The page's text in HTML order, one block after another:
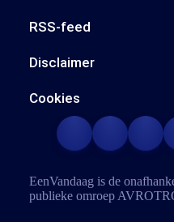
RSS-feed
Disclaimer
Cookies
EenVandaag is de
publieke omroep